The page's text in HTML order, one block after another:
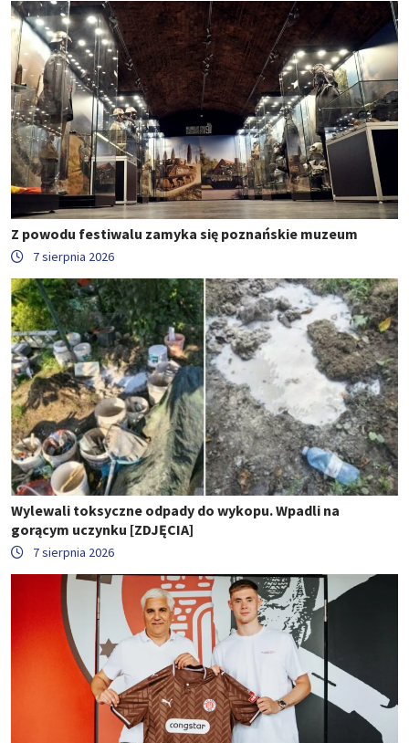
Z powodu festiwalu zamyka się poznańskie muzeum
7 sierpnia 2026
Wylewali toksyczne odpady do wykopu. Wpadli na
gorącym uczynku [ZDJĘCIA]
7 sierpnia 2026